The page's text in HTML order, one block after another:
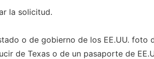
la solicitud.
o de gobierno de los EE.UU. foto
de Texas o de un pasaporte de